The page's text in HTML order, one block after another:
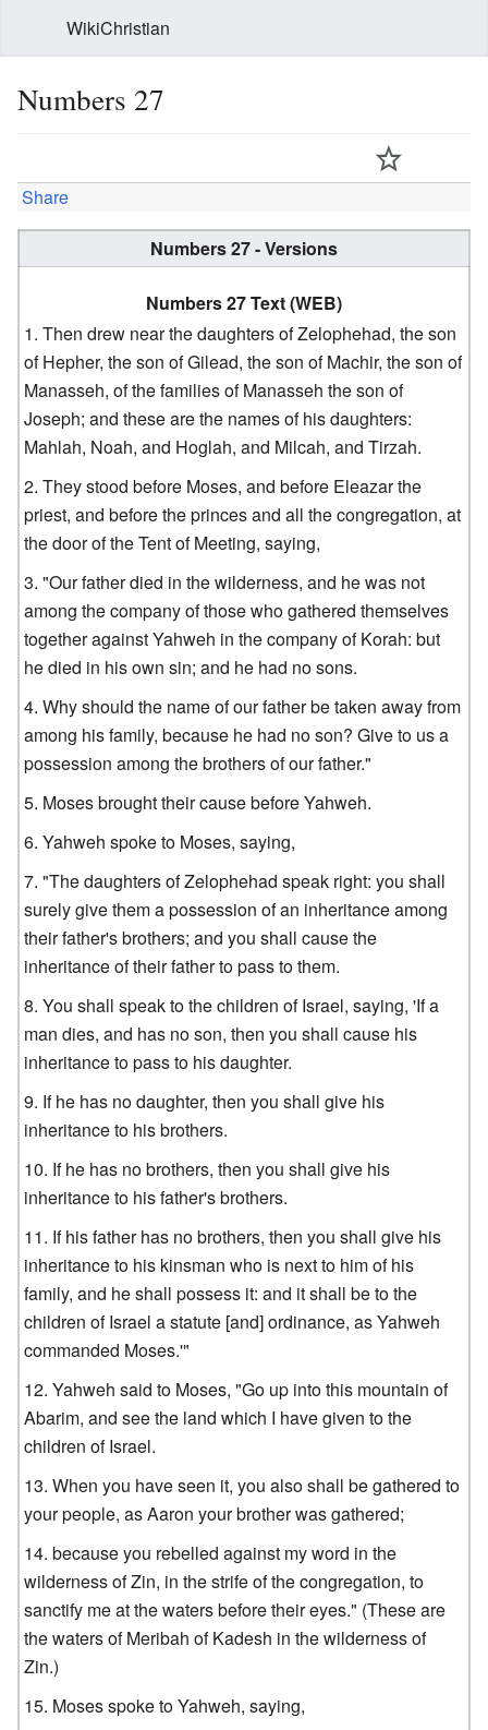
WikiChristian
Numbers 27
Share
Numbers 27 - Versions
Numbers 27 Text (WEB)
Then drew near the daughters of Zelophehad, the son
of Hepher, the son of Gilead, the son of Machir, the son of
Manasseh, of the families of Manasseh the son of
Joseph; and these are the names of his daughters:
Mahlah, Noah, and Hoglah, and Milcah, and Tirzah.
They stood before Moses, and before Eleazar the
priest, and before the princes and all the congregation, at
the door of the Tent of Meeting, saying,
"Our father died in the wilderness, and he was not
among the company of those who gathered themselves
together against Yahweh in the company of Korah: but
he died in his own sin; and he had no sons.
Why should the name of our father be taken away from
among his family, because he had no son? Give to us a
possession among the brothers of our father."
Moses brought their cause before Yahweh.
Yahweh spoke to Moses, saying,
"The daughters of Zelophehad speak right: you shall
surely give them a possession of an inheritance among
their father's brothers; and you shall cause the
inheritance of their father to pass to them.
You shall speak to the children of Israel, saying, 'If a
man dies, and has no son, then you shall cause his
inheritance to pass to his daughter.
If he has no daughter, then you shall give his
inheritance to his brothers.
If he has no brothers, then you shall give his
inheritance to his father's brothers.
If his father has no brothers, then you shall give his
inheritance to his kinsman who is next to him of his
family, and he shall possess it: and it shall be to the
children of Israel a statute [and] ordinance, as Yahweh
commanded Moses.'"
Yahweh said to Moses, "Go up into this mountain of
Abarim, and see the land which I have given to the
children of Israel.
When you have seen it, you also shall be gathered to
your people, as Aaron your brother was gathered;
because you rebelled against my word in the
wilderness of Zin, in the strife of the congregation, to
sanctify me at the waters before their eyes." (These are
the waters of Meribah of Kadesh in the wilderness of
Zin.)
Moses spoke to Yahweh, saying,